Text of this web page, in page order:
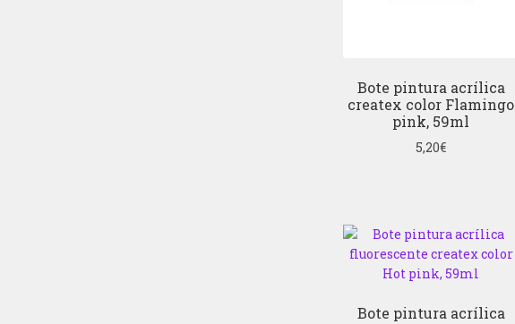
Bote pintura acrílica
createx color Flamingo
pink, 59ml
5,20€
Bote pintura acrílica